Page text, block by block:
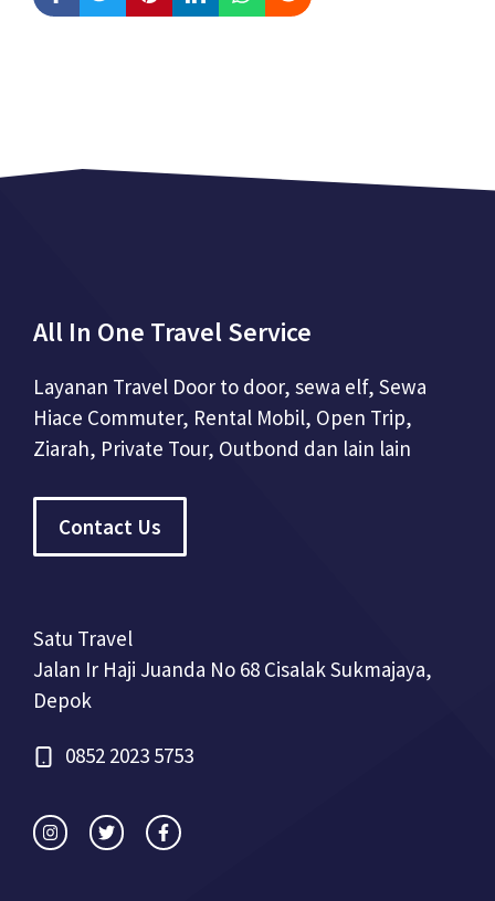
All In One Travel Service
Layanan Travel Door to door, sewa elf, Sewa
Hiace Commuter, Rental Mobil, Open Trip,
Ziarah, Private Tour, Outbond dan lain lain
Contact Us
Satu Travel
Jalan Ir Haji Juanda No 68 Cisalak Sukmajaya,
Depok
0852 2023 5753